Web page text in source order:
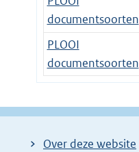
documentsoorten
PLOOI
documentsoorten
Over deze website